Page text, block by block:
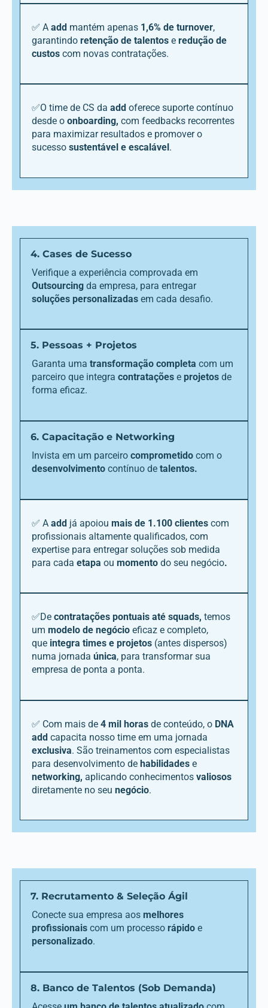
✅ A add mantém apenas 1,6% de turnover,
garantindo retenção de talentos e redução de
custos com novas contratações.
✅O time de CS da add oferece suporte contínuo
desde o onboarding, com feedbacks recorrentes
para maximizar resultados e promover o
sucesso sustentável e escalável .
4. Cases de Sucesso
Verifique a experiência comprovada em
Outsourcing da empresa, para entregar
soluções personalizadas em cada desafio.
5. Pessoas + Projetos
Garanta uma transformação completa com um
parceiro que integra contratações e projetos de
forma eficaz.
6. Capacitação e Networking
Invista em um parceiro comprometido com o
desenvolvimento contínuo de talentos.
✅ A add já apoiou mais de 1.100 clientes com
profissionais altamente qualificados, com
expertise para entregar soluções sob medida
para cada etapa ou momento do seu negócio.
✅De contratações pontuais até squads, temos
um modelo de negócio eficaz e completo,
que integra times e projetos (antes dispersos)
numa jornada única, para transformar sua
empresa de ponta a ponta.
✅ Com mais de 4 mil horas de conteúdo, o DNA
add capacita nosso time em uma jornada
exclusiva. São treinamentos com especialistas
para desenvolvimento de habilidades e
networking, aplicando conhecimentos valiosos
diretamente no seu negócio.
7. Recrutamento & Seleção Ágil
Conecte sua empresa aos melhores
profissionais com um processo rápido e
personalizado.
8. Banco de Talentos (Sob Demanda)